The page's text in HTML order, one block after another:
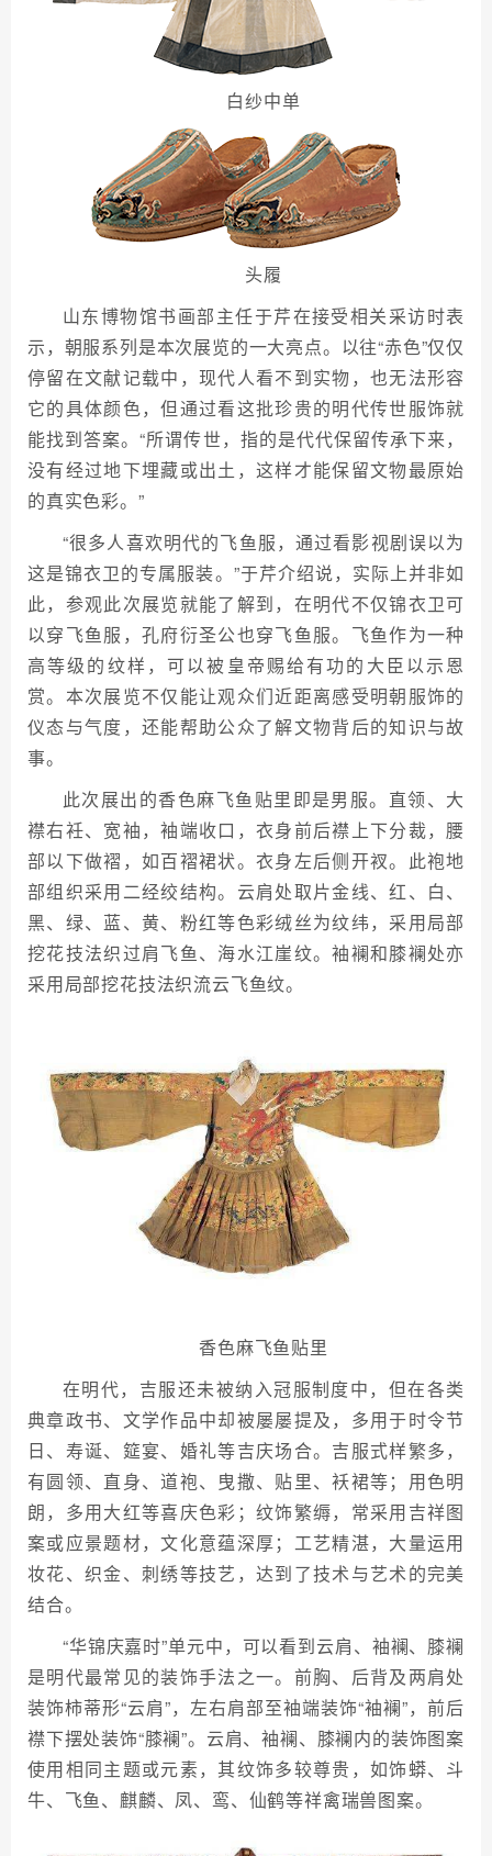
白纱中单
头履
山东博物馆书画部主任于芹在接受相关采访时表
示，朝服系列是本次展览的一大亮点。以往“赤色”仅仅
停留在文献记载中，现代人看不到实物，也无法形容
它的具体颜色，但通过看这批珍贵的明代传世服饰就
能找到答案。“所谓传世，指的是代代保留传承下来，
没有经过地下埋藏或出土，这样才能保留文物最原始
的真实色彩。”
“很多人喜欢明代的飞鱼服，通过看影视剧误以为
这是锦衣卫的专属服装。”于芹介绍说，实际上并非如
此，参观此次展览就能了解到，在明代不仅锦衣卫可
以穿飞鱼服，孔府衍圣公也穿飞鱼服。飞鱼作为一种
高等级的纹样，可以被皇帝赐给有功的大臣以示恩
赏。本次展览不仅能让观众们近距离感受明朝服饰的
仪态与气度，还能帮助公众了解文物背后的知识与故
事。
此次展出的香色麻飞鱼贴里即是男服。直领、大
襟右衽、宽袖，袖端收口，衣身前后襟上下分裁，腰
部以下做褶，如百褶裙状。衣身左后侧开衩。此袍地
部组织采用二经绞结构。云肩处取片金线、红、白、
黑、绿、蓝、黄、粉红等色彩绒丝为纹纬，采用局部
挖花技法织过肩飞鱼、海水江崖纹。袖襕和膝襕处亦
采用局部挖花技法织流云飞鱼纹。
香色麻飞鱼贴里
在明代，吉服还未被纳入冠服制度中，但在各类
典章政书、文学作品中却被屡屡提及，多用于时令节
日、寿诞、筵宴、婚礼等吉庆场合。吉服式样繁多，
有圆领、直身、道袍、曳撒、贴里、袄裙等；用色明
朗，多用大红等喜庆色彩；纹饰繁缛，常采用吉祥图
案或应景题材，文化意蕴深厚；工艺精湛，大量运用
妆花、织金、刺绣等技艺，达到了技术与艺术的完美
结合。
“华锦庆嘉时”单元中，可以看到云肩、袖襕、膝襕
是明代最常见的装饰手法之一。前胸、后背及两肩处
装饰柿蒂形“云肩”，左右肩部至袖端装饰“袖襕”，前后
襟下摆处装饰“膝襕”。云肩、袖襕、膝襕内的装饰图案
使用相同主题或元素，其纹饰多较尊贵，如饰蟒、斗
牛、飞鱼、麒麟、凤、鸾、仙鹤等祥禽瑞兽图案。